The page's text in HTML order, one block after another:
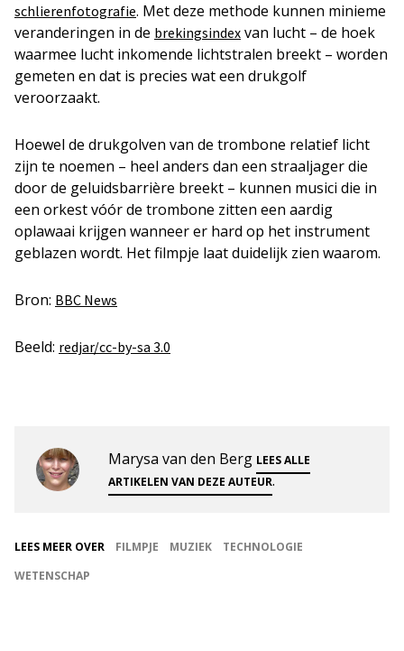
schlierenfotografie. Met deze methode kunnen minieme
veranderingen in de brekingsindex van lucht – de hoek
waarmee lucht inkomende lichtstralen breekt – worden
gemeten en dat is precies wat een drukgolf
veroorzaakt.
Hoewel de drukgolven van de trombone relatief licht
zijn te noemen – heel anders dan een straaljager die
door de geluidsbarrière breekt – kunnen musici die in
een orkest vóór de trombone zitten een aardig
oplawaai krijgen wanneer er hard op het instrument
geblazen wordt. Het filmpje laat duidelijk zien waarom.
Bron: BBC News
Beeld: redjar/cc-by-sa 3.0
Marysa van den Berg LEES ALLE
ARTIKELEN VAN DEZE AUTEUR.
LEES MEER OVER FILMPJE MUZIEK
TECHNOLOGIE
WETENSCHAP